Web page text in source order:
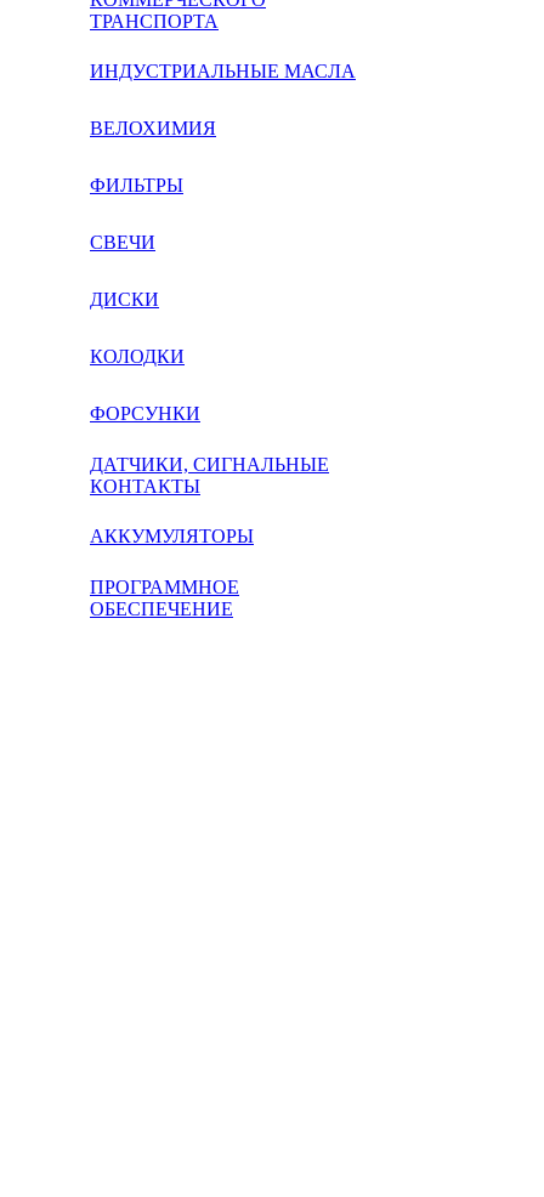
ТРАНСПОРТА
ИНДУСТРИАЛЬНЫЕ МАСЛА
ВЕЛОХИМИЯ
ФИЛЬТРЫ
СВЕЧИ
ДИСКИ
КОЛОДКИ
ФОРСУНКИ
ДАТЧИКИ, СИГНАЛЬНЫЕ
КОНТАКТЫ
АККУМУЛЯТОРЫ
ПРОГРАММНОЕ
ОБЕСПЕЧЕНИЕ